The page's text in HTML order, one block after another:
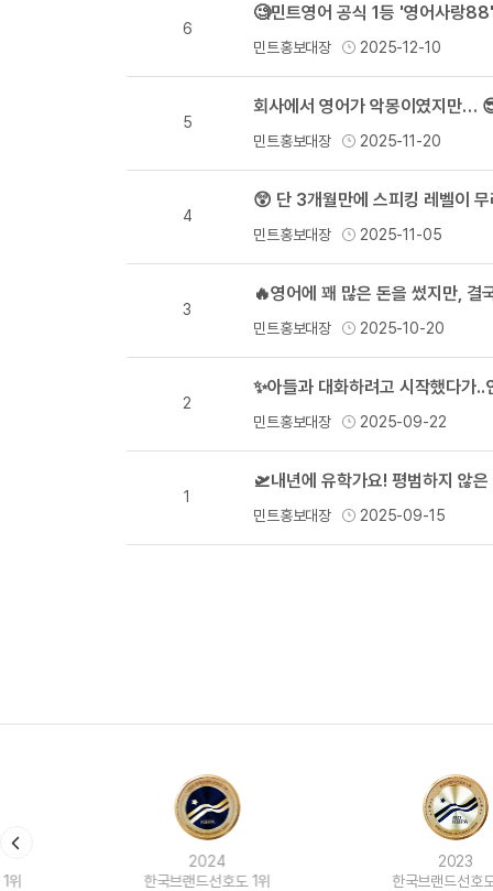
6
🧐민트영어 공식 1등 '영어사랑
민트홍보대장 2025-12-10
5
민트홍보대장
2025-11-20
4
😲 단 3개월만에 스피킹 레벨이
민트홍보대장 2025-11-05
3
🔥영어에 꽤 많은 돈을 썼지만,
민트홍보대장 2025-10-20
2
✨아들과 대화하려고 시작했다가
민트홍보대장 2025-09-22
1
민트홍보대장
2025-09-15
한국브랜드선호도 1위
한국브랜드선호도 1위